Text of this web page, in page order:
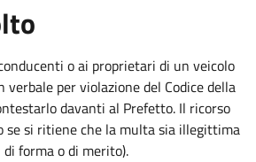
o ai proprietari di un veicolo
per violazione del Codice della
davanti al Prefetto. Il ricorso
se si ritiene che la multa sia illegittima
forma o di merito).